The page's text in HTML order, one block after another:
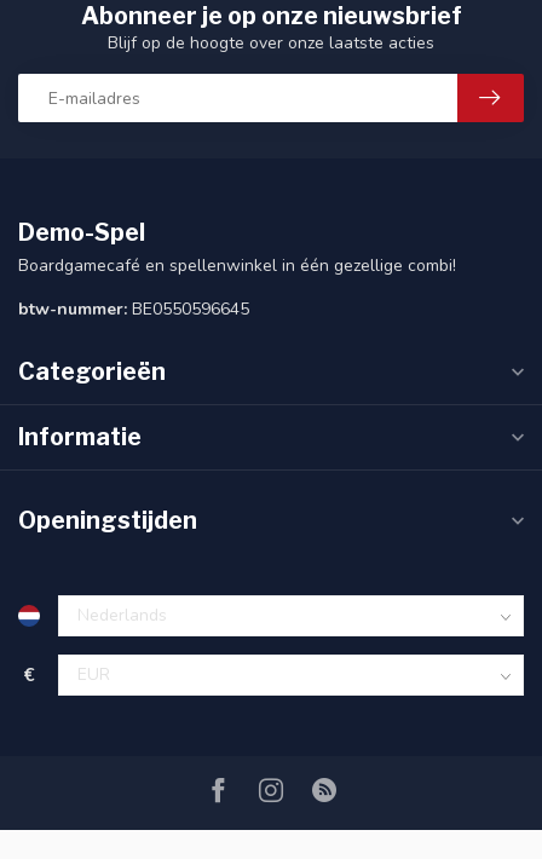
Abonneer je op onze nieuwsbrief
Blijf op de hoogte over onze laatste acties
Demo-Spel
Boardgamecafé en spellenwinkel in één gezellige combi!
btw-nummer: BE0550596645
Categorieën
Informatie
Openingstijden
€